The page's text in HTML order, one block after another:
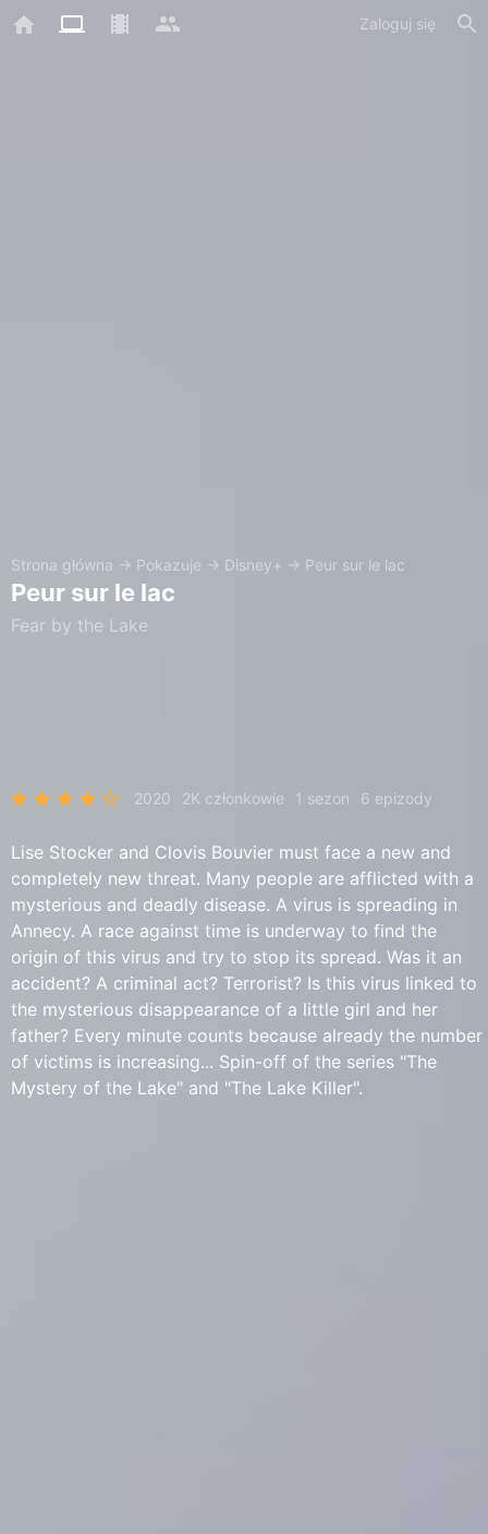
Zaloguj się
Strona główna → Pokazuje → Disney+ → Peur sur le lac
Peur sur le lac
Fear by the Lake
2020 2K członkowie 1 sezon 6 epizody
Lise Stocker and Clovis Bouvier must face a new and
completely new threat. Many people are afflicted with a
mysterious and deadly disease. A virus is spreading in
Annecy. A race against time is underway to find the
origin of this virus and try to stop its spread. Was it an
accident? A criminal act? Terrorist? Is this virus linked to
the mysterious disappearance of a little girl and her
father? Every minute counts because already the number
of victims is increasing... Spin-off of the series "The
Mystery of the Lake" and "The Lake Killer".